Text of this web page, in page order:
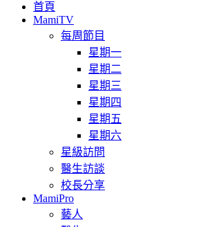
首頁
MamiTV
每周節目
星期一
星期二
星期三
星期四
星期五
星期六
星級訪問
醫生訪談
校長分享
MamiPro
藝人